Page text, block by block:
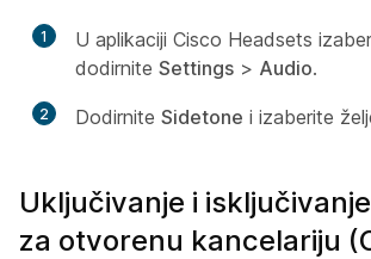
1
U aplikaciji Cisco Headsets
dodirnite Settings > Audio.
2 Dodirnite Sidetone i izaberite
Uključivanje i
za otvorenu kancelariju